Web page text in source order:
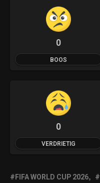
0
BOOS
0
VERDRIETIG
FIFA WORLD CUP 2026